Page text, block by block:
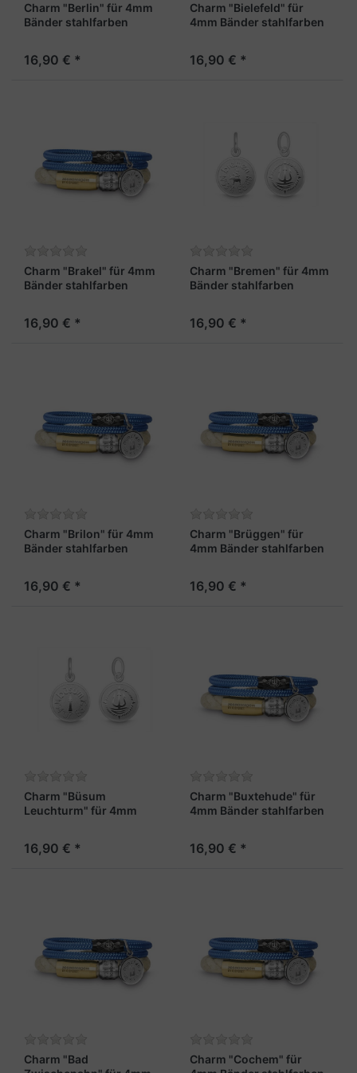
Charm "Berlin" für 4mm
Bänder stahlfarben
16,90 € *
Charm "Bielefeld" für
4mm Bänder stahlfarben
16,90 € *
Charm "Brakel" für 4mm
Bänder stahlfarben
16,90 € *
Charm "Bremen" für 4mm
Bänder stahlfarben
16,90 € *
Charm "Brilon" für 4mm
Bänder stahlfarben
16,90 € *
Charm "Brüggen" für
4mm Bänder stahlfarben
16,90 € *
Charm "Büsum
Leuchturm" für 4mm
16,90 € *
Charm "Buxtehude" für
4mm Bänder stahlfarben
16,90 € *
Charm "Bad
Charm "Cochem" für